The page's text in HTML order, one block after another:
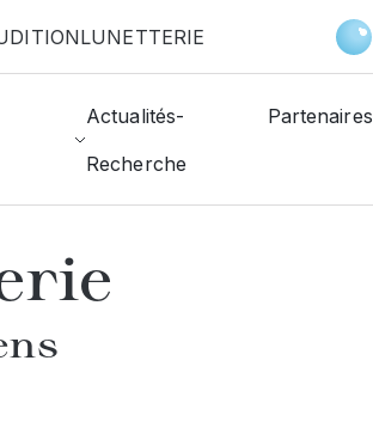
LUNETTERIE
Actualités-
Recherche
Partenaires
La Lunetterie